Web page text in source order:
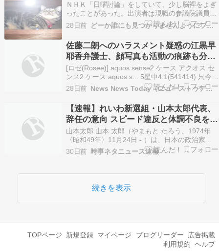
ＮＨＫ「日曜討論」をしていて、少し脳裡をよぎ
ったことがあった。出演者は現職の参議院議員だ
ったと思われますが、或る方が 「皇室の安定は国
家としての根幹に関わることなので…」 のような
発言をされていた。【根幹】だったかどうかは記
憶が曖昧になってしまいましたが、そこで発され
ていた言葉は…
28日前 どーか誰にも見つかりませんようにブログ
佐藤二朗へのハラスメント疑惑の江黒早
耶香弁護士、顔写真も活動の痕跡も分か
らない謎の人物と話題に
[ロゼ(Rosee)] aquos sense2 ケース アクオス セ
ンス2 ケース aquos s... 5星中4.1(541414) 只今、
価格を取得しています。 (2026年7月11日 23:35
GMT +09:00 時点 - 詳細はこちら価格および発送
可能時期は表示さ…
28日前 News News Today（ニューストゥデイ）
【速報】れいわ新選組・山本太郎代表、
辞任の意向 スピード違反と体調不良を理
由に
山本太郎 山本 太郎（やまもと たろう、1974年
〈昭和49年〉11月24日 - ）は、日本の政治家、
反原発運動家、元俳優、元タレント。 参議院議員
（2期）、衆議院議員（1期）、れいわ新選組代表
た。 兵庫県宝塚市生まれ。1990年、高校…
30日前 時事ネタニュース速報
続きを表示
TOPページ 新規登録 マイページ ブログリーダー
広告掲載
利用規約 ヘルプ